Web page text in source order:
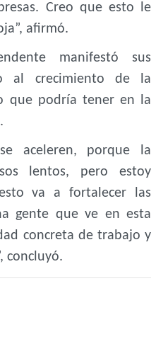
Creo que esto le
afirmó.
manifestó sus
al crecimiento de la
que podría tener en la
aceleren, porque la
lentos, pero estoy
va a fortalecer las
gente que ve en esta
concreta de trabajo y
concluyó.